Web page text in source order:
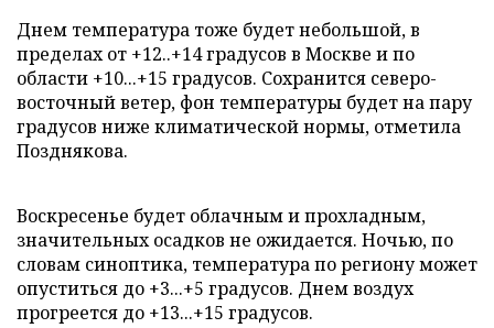
Днем температура тоже будет небольшой, в
пределах от +12..+14 градусов в Москве и по
области +10...+15 градусов. Сохранится северо-
восточный ветер, фон температуры будет на пару
градусов ниже климатической нормы, отметила
Позднякова.
Воскресенье будет облачным и прохладным,
значительных осадков не ожидается. Ночью, по
словам синоптика, температура по региону может
опуститься до +3...+5 градусов. Днем воздух
прогреется до +13...+15 градусов.